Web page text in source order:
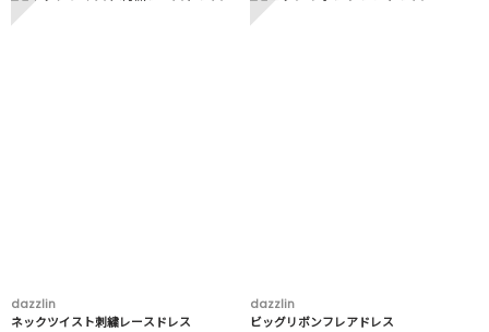
dazzlin
ネックツイスト刺繍レースドレス
dazzlin
ビッグリボンフレアドレス